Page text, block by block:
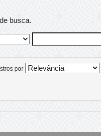
busca.
por